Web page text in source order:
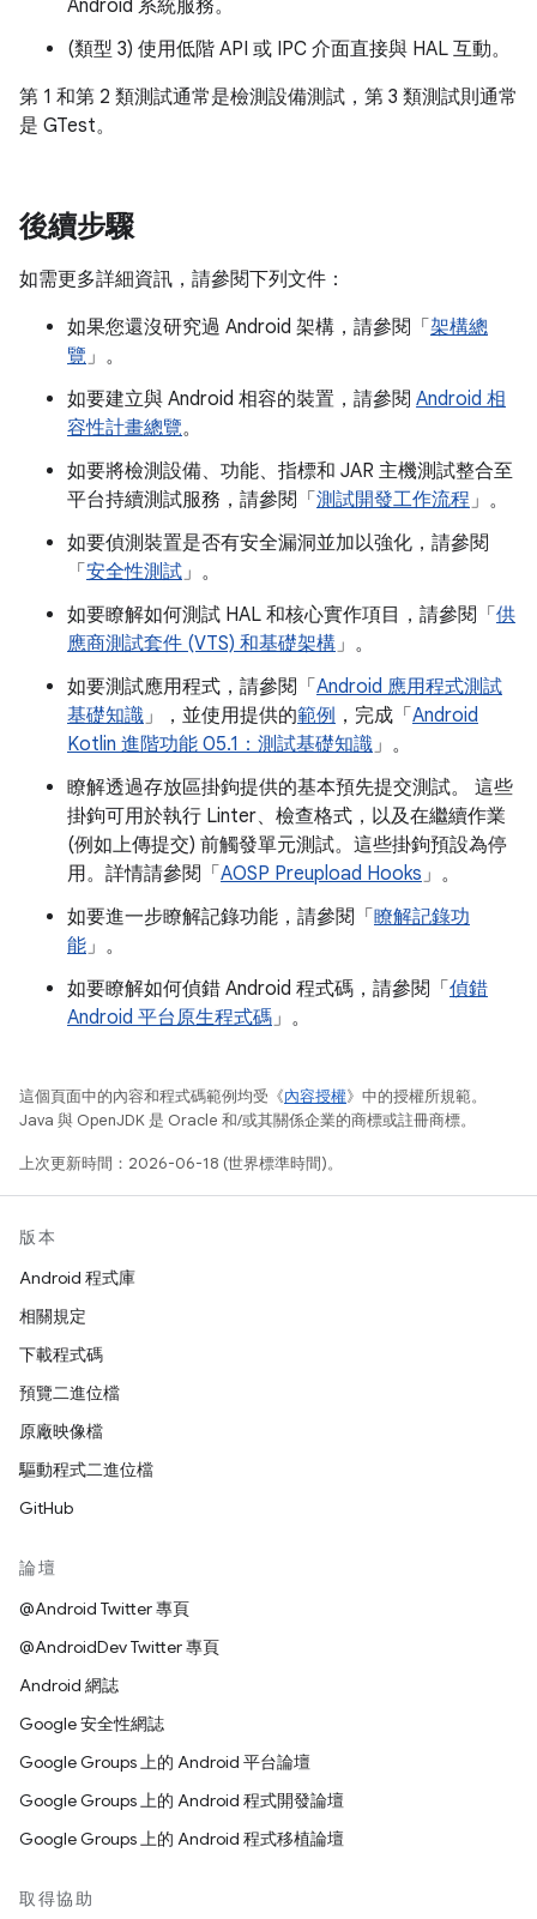
Android 系統服務。
(類型 3) 使用低階 API 或 IPC 介面直接與 HAL 互動。
第 1 和第 2 類測試通常是檢測設備測試，第 3 類測試則通常
是 GTest。
後續步驟
如需更多詳細資訊，請參閱下列文件：
如果您還沒研究過 Android 架構，請參閱「 架構總
覽」。
如要建立與 Android 相容的裝置，請參閱 Android 相
容性計畫總覽。
如要將檢測設備、功能、指標和 JAR 主機測試整合至
平台持續測試服務，請參閱「 測試開發工作流程」。
如要偵測裝置是否有安全漏洞並加以強化，請參閱
「 安全性測試」。
如要瞭解如何測試 HAL 和核心實作項目，請參閱「 供
應商測試套件 (VTS) 和基礎架構」。
如要測試應用程式，請參閱「 Android 應用程式測試
基礎知識」，並使用提供的範例 ，完成「 Android
Kotlin 進階功能 05.1：測試基礎知識」。
瞭解透過存放區掛鉤提供的基本預先提交測試。 這些
掛鉤可用於執行 Linter、檢查格式，以及在繼續作業
(例如上傳提交) 前觸發單元測試。這些掛鉤預設為停
用。詳情請參閱「 AOSP Preupload Hooks」。
如要進一步瞭解記錄功能，請參閱「 瞭解記錄功
能」。
如要瞭解如何偵錯 Android 程式碼，請參閱「 偵錯
Android 平台原生程式碼」。
這個頁面中的內容和程式碼範例均受《內容授權》中的授權所規範。
Java 與 OpenJDK 是 Oracle 和/或其關係企業的商標或註冊商標。
上次更新時間：2026-06-18 (世界標準時間)。
版本
Android 程式庫
相關規定
下載程式碼
預覽二進位檔
原廠映像檔
驅動程式二進位檔
GitHub
論壇
@Android Twitter 專頁
@AndroidDev Twitter 專頁
Android 網誌
Google 安全性網誌
Google Groups 上的 Android 平台論壇
Google Groups 上的 Android 程式開發論壇
Google Groups 上的 Android 程式移植論壇
取得協助